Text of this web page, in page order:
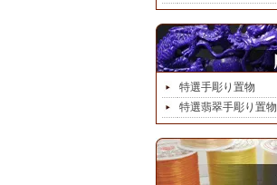
特選手彫り置物
特選翡翠手彫り置物